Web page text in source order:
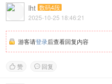
lht 数码4段
2025-10-25 18:46:21
游客请登录后查看回复内容
 赞  回复